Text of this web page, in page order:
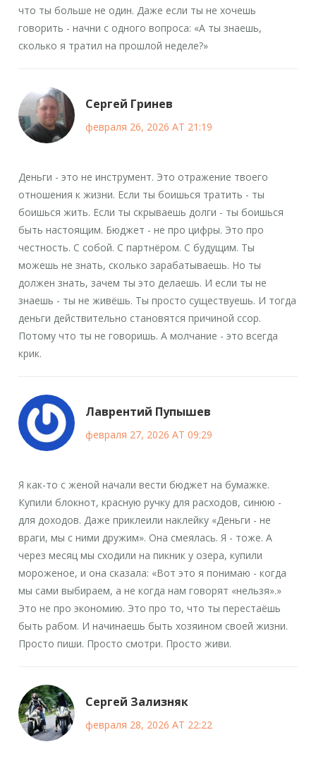
что ты больше не один. Даже если ты не хочешь
говорить - начни с одного вопроса: «А ты знаешь,
сколько я тратил на прошлой неделе?»
Сергей Гринев
февраля 26, 2026 AT 21:19
Деньги - это не инструмент. Это отражение твоего
отношения к жизни. Если ты боишься тратить - ты
боишься жить. Если ты скрываешь долги - ты боишься
быть настоящим. Бюджет - не про цифры. Это про
честность. С собой. С партнёром. С будущим. Ты
можешь не знать, сколько зарабатываешь. Но ты
должен знать, зачем ты это делаешь. И если ты не
знаешь - ты не живёшь. Ты просто существуешь. И тогда
деньги действительно становятся причиной ссор.
Потому что ты не говоришь. А молчание - это всегда
крик.
Лаврентий Пупышев
февраля 27, 2026 AT 09:29
Я как-то с женой начали вести бюджет на бумажке.
Купили блокнот, красную ручку для расходов, синюю -
для доходов. Даже приклеили наклейку «Деньги - не
враги, мы с ними дружим». Она смеялась. Я - тоже. А
через месяц мы сходили на пикник у озера, купили
мороженое, и она сказала: «Вот это я понимаю - когда
мы сами выбираем, а не когда нам говорят «нельзя».»
Это не про экономию. Это про то, что ты перестаёшь
быть рабом. И начинаешь быть хозяином своей жизни.
Просто пиши. Просто смотри. Просто живи.
Сергей Зализняк
февраля 28, 2026 AT 22:22